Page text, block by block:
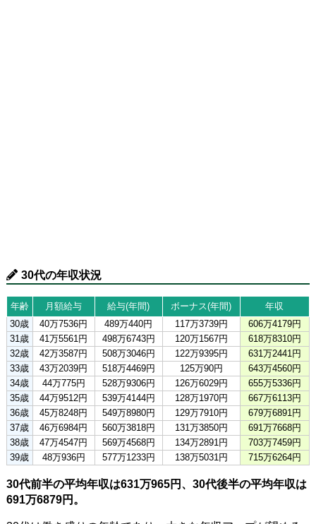
30代の年収状況
年齢 月額給与 給与(年間) ボーナス(年間)
年収
30歳
40万7536円 489万440円 117万3739円
606万4179円
31歳
41万5561円 498万6743円 120万1567円
618万8310円
32歳
42万3587円 508万3046円 122万9395円
631万2441円
33歳
43万2039円 518万4469円 125万90円
643万4560円
34歳
44万775円 528万9306円 126万6029円
655万5336円
35歳
44万9512円 539万4144円 128万1970円
667万6113円
36歳
45万8248円 549万8980円 129万7910円
679万6891円
37歳
46万6984円 560万3818円 131万3850円
691万7668円
38歳
47万4547円 569万4568円 134万2891円
703万7459円
39歳
48万936円 577万1233円 138万5031円 715万6264円
30代前半の平均年収は631万965円、30代後半の平均年収は
691万6879円。